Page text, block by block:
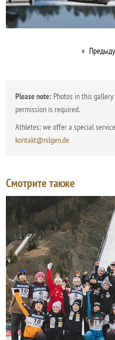
Please note: Photos in this
permission is required.
Athletes: we offer a special
kontakt@nilgen.de
Смотрите также